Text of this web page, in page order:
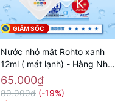
GIẢM SỐC
Nước nhỏ mắt Rohto xanh
12ml ( mát lạnh) - Hàng Nhật
nội địa
65.000₫
80.000₫ (-19%)